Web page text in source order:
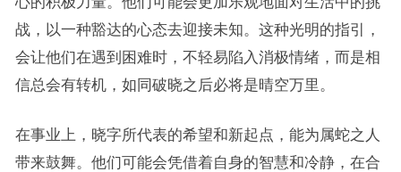
战，以一种豁达的心态去迎接未知。这种光明的指引，
会让他们在遇到困难时，不轻易陷入消极情绪，而是相
信总会有转机，如同破晓之后必将是晴空万里。
在事业上，晓字所代表的希望和新起点，能为属蛇之人
带来鼓舞。他们可能会凭借着自身的智慧和冷静，在合